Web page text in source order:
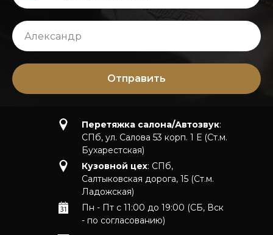
Отправить
Пн - Пт с 11:00 до 19:00 (СБ, Вск
- по согласованию)
Перетяжка салона/Автозвук:
СПб, ул. Салова 53 корп. 1 Е (Ст.м.
Бухарестская)
Кузовной цех: СПб,
Салтыковская дорога, 15 (Ст.м.
Ладожская)